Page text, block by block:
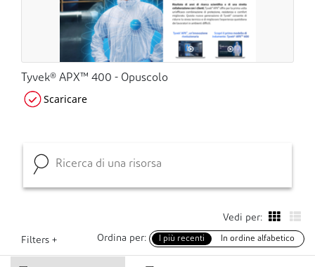
Tyvek® APX™ 400 - Opuscolo
Scaricare
Filters +
Vedi per:
Ordina per:
I più recenti In ordine alfabetico